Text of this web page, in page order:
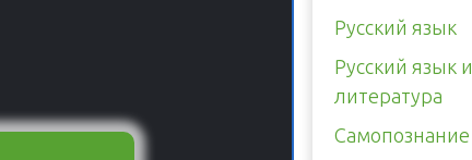
Русский язык
Русский язык и
литература
Самопознание